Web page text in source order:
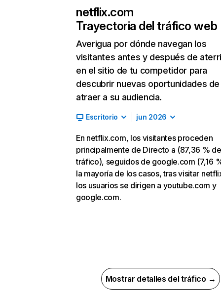
netflix.com
Trayectoria del tráfico web
Averigua por dónde navegan los
visitantes antes y después de
en el sitio de tu competidor para
descubrir nuevas oportunidades de
atraer a su audiencia.
Escritorio jun 2026
En netflix.com, los visitantes proceden
principalmente de Directo a (87,36 % de
tráfico), seguidos de google.com (7,16
la mayoría de los casos, tras visitar
los usuarios se dirigen a youtube.com y
google.com.
Mostrar detalles del tráfico →